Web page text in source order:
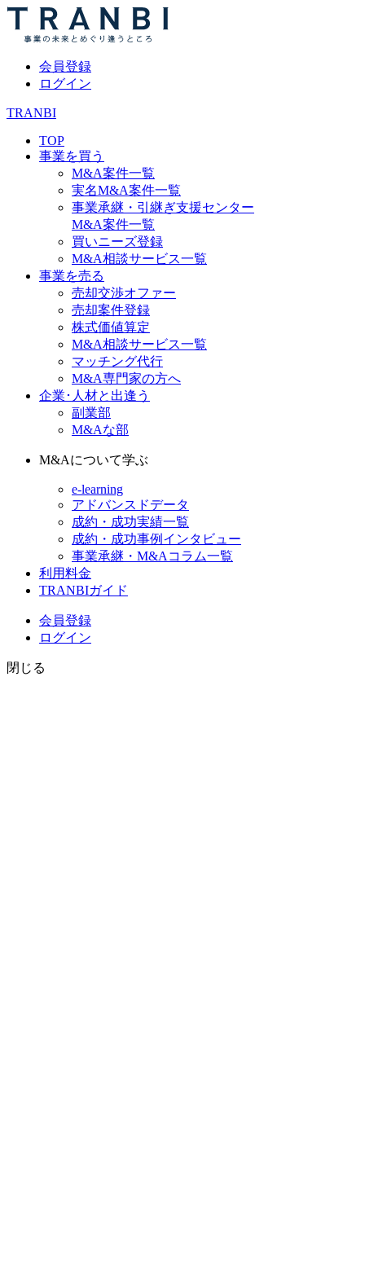
会員登録
ログイン
TRANBI
TOP
事業を買う
M&A案件一覧
実名M&A案件一覧
事業承継・引継ぎ支援センター
M&A案件一覧
買いニーズ登録
M&A相談サービス一覧
事業を売る
売却交渉オファー
売却案件登録
株式価値算定
M&A相談サービス一覧
マッチング代行
M&A専門家の方へ
企業･人材と出逢う
副業部
M&Aな部
M&Aについて学ぶ
e-learning
アドバンスドデータ
成約・成功実績一覧
成約・成功事例インタビュー
事業承継・M&Aコラム一覧
利用料金
TRANBIガイド
会員登録
ログイン
閉じる